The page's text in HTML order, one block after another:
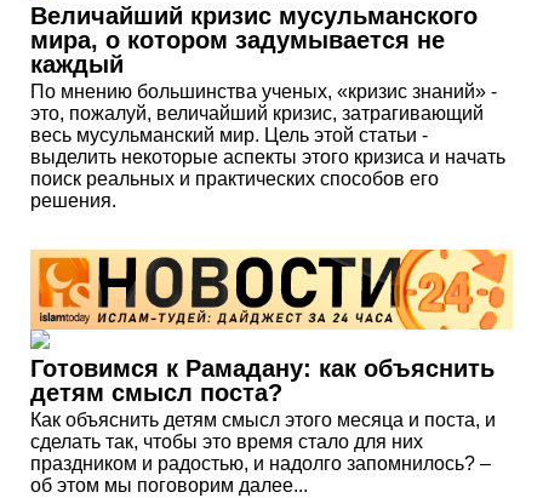
Величайший кризис мусульманского
мира, о котором задумывается не
каждый
По мнению большинства ученых, «кризис знаний» -
это, пожалуй, величайший кризис, затрагивающий
весь мусульманский мир. Цель этой статьи -
выделить некоторые аспекты этого кризиса и начать
поиск реальных и практических способов его
решения.
Готовимся к Рамадану: как объяснить
детям смысл поста?
Как объяснить детям смысл этого месяца и поста, и
сделать так, чтобы это время стало для них
праздником и радостью, и надолго запомнилось? –
об этом мы поговорим далее...